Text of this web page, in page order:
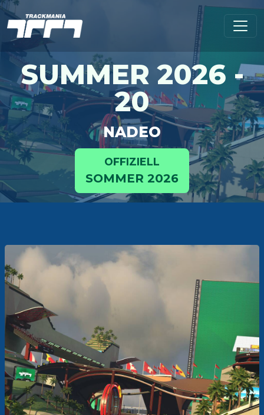
SUMMER 2026 -
20
NADEO
OFFIZIELL
SOMMER 2026